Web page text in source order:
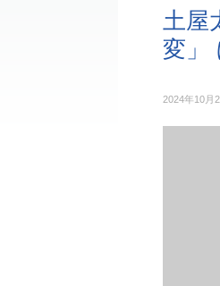
土屋
変」
2024年10月